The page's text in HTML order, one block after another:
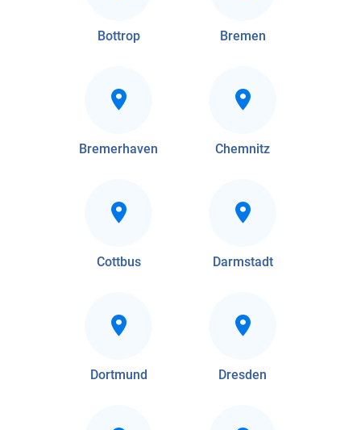
Bottrop Bremen
Bremerhaven Chemnitz
Cottbus Darmstadt
Dortmund Dresden